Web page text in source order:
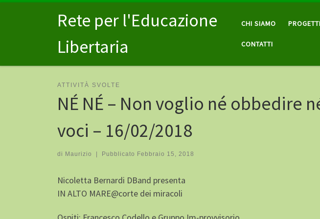
Passa al contenutoRete per l'Educazione
Libertaria
CHI SIAMO PROGETTI
CONTATTI
ATTIVITÀ SVOLTE
NÉ NÉ – Non voglio né obbedire
voci – 16/02/2018
di Maurizio | Pubblicato Febbraio 15, 2018
Nicoletta Bernardi DBand presenta
IN ALTO MARE@corte dei miracoli